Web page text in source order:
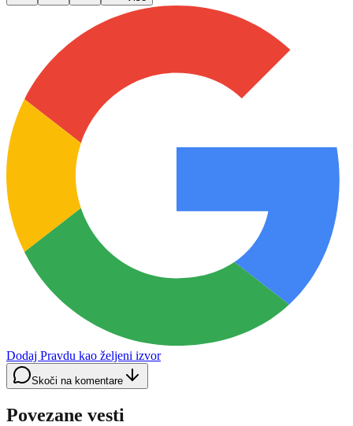
Dodaj Pravdu kao željeni izvor
Skoči na komentare
Povezane vesti